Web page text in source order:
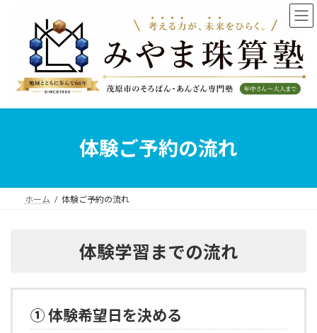
キ
に
体験ご予約の流れ
ホーム 体験ご予約の流れ
体験学習までの流れ
① 体験希望日を決める